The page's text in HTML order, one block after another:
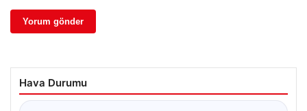
Hava Durumu